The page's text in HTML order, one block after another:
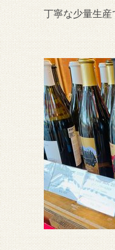
丁寧な少量生